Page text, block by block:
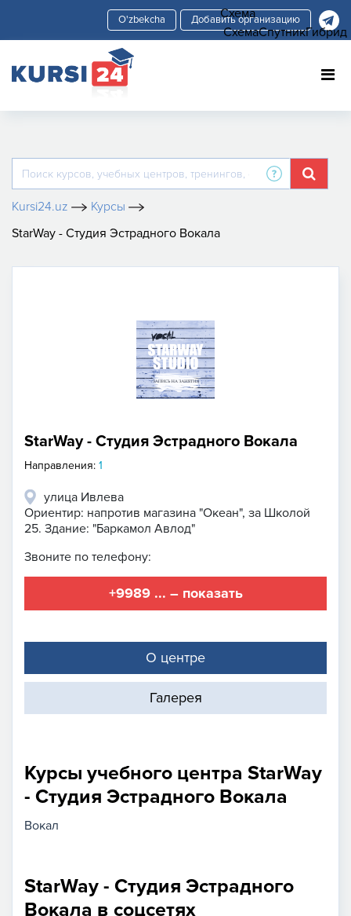
Добавить организацию
Kursi24.uz
Курсы
StarWay - Студия Эстрадного Вокала
StarWay - Студия Эстрадного Вокала
Направления: 1
улица Ивлева
Ориентир: напротив магазина "Океан", за Школой
25. Здание: "Баркамол Авлод"
Звоните по телефону:
+9989 ... – показать
О центре
Галерея
Курсы учебного центра StarWay
- Студия Эстрадного Вокала
Вокал
StarWay - Студия Эстрадного
Вокала в соцсетях
Схема
СхемаСпутникГибрид